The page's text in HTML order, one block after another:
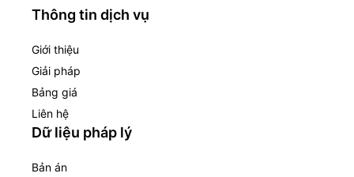
Thông tin dịch vụ
Giới thiệu
Giải pháp
Bảng giá
Liên hệ
Dữ liệu pháp lý
Bản án